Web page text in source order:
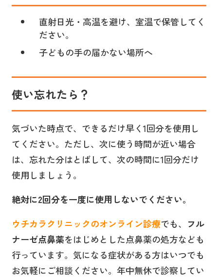
直射日光・高温を避け、室温で保管してく
ださい。
子どもの手の届かない場所へ
使い忘れたら？
気づいた時点で、できるだけ早く1回分を使用し
てください。ただし、次に使う時間が近い場合
は、忘れた分はとばして、次の時間に1回分だけ
使用しましょう。
絶対に2回分を一度に使用しないでください。
ウチカラクリニックのオンライン診療でも、
フル
ナーゼ点鼻薬をはじめとした点鼻薬の処方なども
行っています。気になる症状がある方はいつでも
お気軽にご相談ください。年中無休で診察してい